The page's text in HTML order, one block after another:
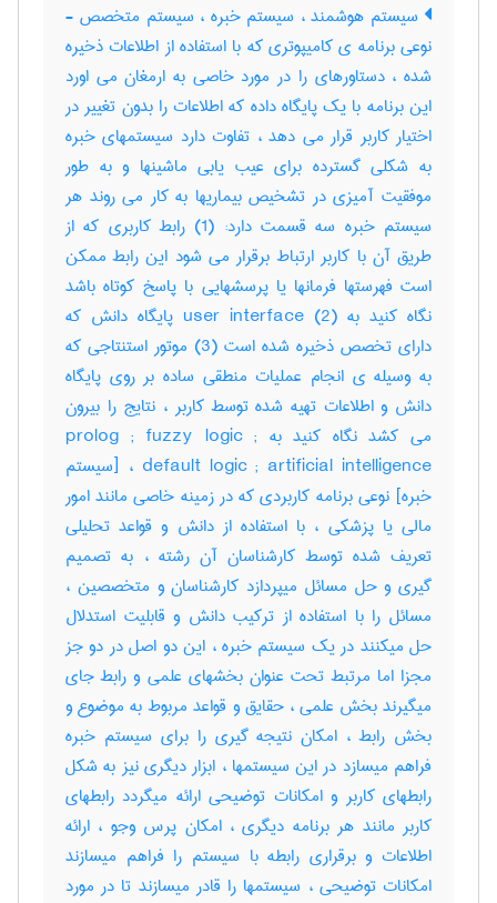
سیستم هوشمند ، سیستم خبره ، سیستم متخصص -
نوعی برنامه ی کامیپوتری که با استفاده از اطلاعات ذخیره
شده ، دستاورهای را در مورد خاصی به ارمغان می اورد
این برنامه با یک پایگاه داده که اطلاعات را بدون تغییر در
اختیار کاربر قرار می دهد ، تفاوت دارد سیستمهای خبره
به شکلی گسترده برای عیب یابی ماشینها و به طور
موفقیت آمیزی در تشخیص بیماریها به کار می روند هر
سیستم خبره سه قسمت دارد: (1) رابط کاربری که از
طریق آن با کاربر ارتباط برقرار می شود این رابط ممکن
است فهرستها فرمانها یا پرسشهایی با پاسخ کوتاه باشد
نگاه کنید به user interface (2) پایگاه دانش که
دارای تخصص ذخیره شده است (3) موتور استنتاجی که
به وسیله ی انجام عملیات منطقی ساده بر روی پایگاه
دانش و اطلاعات تهیه شده توسط کاربر ، نتایج را بیرون
می کشد نگاه کنید به prolog ; fuzzy logic ;
default logic ; artificial intelligence ، [سیستم
خبره] نوعی برنامه کاربردی که در زمینه خاصی مانند امور
مالی یا پزشکی ، با استفاده از دانش و قواعد تحلیلی
تعریف شده توسط کارشناسان آن رشته ، به تصمیم
گیری و حل مسائل میپردازد کارشناسان و متخصصین ،
مسائل را با استفاده از ترکیب دانش و قابلیت استدلال
حل میکنند در یک سیستم خبره ، این دو اصل در دو جز
مجزا اما مرتبط تحت عنوان بخشهای علمی و رابط جای
میگیرند بخش علمی ، حقایق و قواعد مربوط به موضوع و
بخش رابط ، امکان نتیجه گیری را برای سیستم خبره
فراهم میسازد در این سیستمها ، ابزار دیگری نیز به شکل
رابطهای کاربر و امکانات توضیحی ارائه میگردد رابطهای
کاربر مانند هر برنامه دیگری ، امکان پرس وجو ، ارائه
اطلاعات و برقراری رابطه با سیستم را فراهم میسازند
امکانات توضیحی ، سیستمها را قادر میسازند تا در مورد